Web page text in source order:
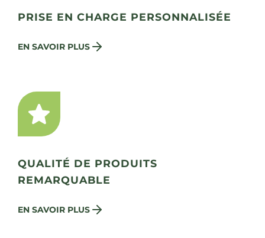
PRISE EN CHARGE PERSONNALISÉE
EN SAVOIR PLUS
QUALITÉ DE PRODUITS
REMARQUABLE
EN SAVOIR PLUS